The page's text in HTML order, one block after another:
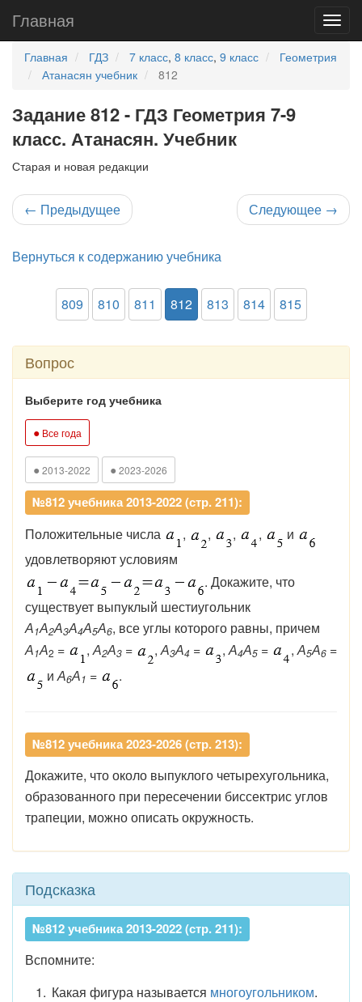
Главная
Главная ГДЗ 7 класс, 8 класс, 9 класс
Геометрия
Атанасян учебник
812
Задание 812 - ГДЗ Геометрия 7-9
класс. Атанасян. Учебник
Старая и новая редакции
← Предыдущее Следующее →
Вернуться к содержанию учебника
809 810 811 812 813 814 815
Вопрос
Выберите год учебника
● Все года
● 2013-2022 ● 2023-2026
№812 учебника 2013-2022 (стр. 211):
Положительные числа , , , ,
и
удовлетворяют условиям
. Докажите, что
существует выпуклый шестиугольник
А1А2А3А4А5А6, все углы которого равны, причем
А1А2 = ,А2А3 = ,А3А4 = ,А4А5 = ,А5А6 =
иА6А1 = .
№812 учебника 2023-2026 (стр. 213):
Докажите, что около выпуклого четырехугольника,
образованного при пересечении биссектрис углов
трапеции, можно описать окружность.
Подсказка
№812 учебника 2013-2022 (стр. 211):
Вспомните:
Какая фигура называется многоугольником.